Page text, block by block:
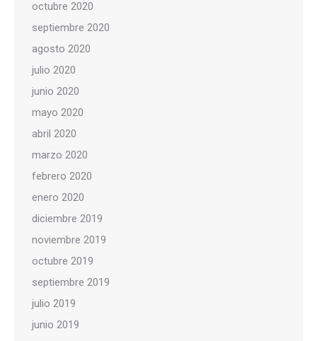
octubre 2020
septiembre 2020
agosto 2020
julio 2020
junio 2020
mayo 2020
abril 2020
marzo 2020
febrero 2020
enero 2020
diciembre 2019
noviembre 2019
octubre 2019
septiembre 2019
julio 2019
junio 2019